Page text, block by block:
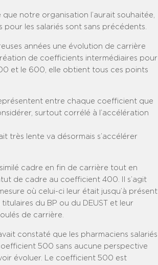
que notre organisation l’aurait souhaitée,
les salariés sont sans précédents.
années une évolution de carrière
de coefficients intermédiaires pour
et le 600, elle obtient tous ces points
entre chaque coefficient que
surtout corrélé à l’accélération
très lente va désormais s’accélérer
cadre en fin de carrière tout en
de cadre au coefficient 400. Il s’agit
où celui-ci leur était jusqu’à présent
du BP ou du DEUST et leur
de carrière.
constaté que les pharmaciens salariés
500 sans aucune perspective
évoluer. Le coefficient 500 est